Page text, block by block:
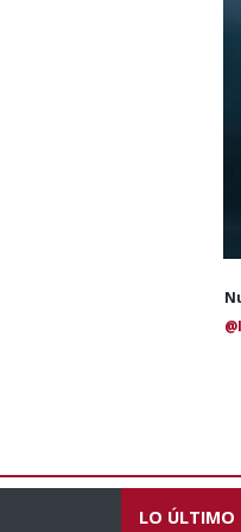
LO ÚLTIMO
de América Latina